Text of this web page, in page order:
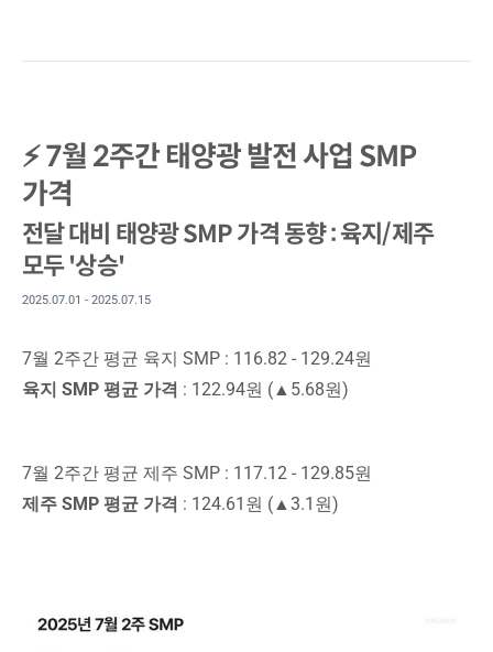
⚡ 7월 2주간 태양광 발전 사업 SMP
가격
전달 대비 태양광 SMP 가격 동향 : 육지/제주
모두 '상승'
2025.07.01 - 2025.07.15
7월 2주간 평균 육지 SMP : 116.82 - 129.24원
육지 SMP 평균 가격 : 122.94원 (▲5.68원)
7월 2주간 평균 제주 SMP : 117.12 - 129.85원
제주 SMP 평균 가격 : 124.61원 (▲3.1원)